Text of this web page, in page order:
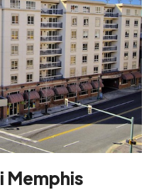
i Memphis